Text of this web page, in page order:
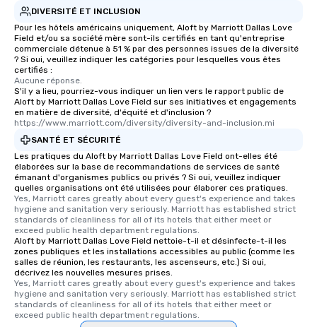
DIVERSITÉ ET INCLUSION
Pour les hôtels américains uniquement, Aloft by Marriott Dallas Love
Field et/ou sa société mère sont-ils certifiés en tant qu'entreprise
commerciale détenue à 51 % par des personnes issues de la diversité
? Si oui, veuillez indiquer les catégories pour lesquelles vous êtes
certifiés :
Aucune réponse.
S'il y a lieu, pourriez-vous indiquer un lien vers le rapport public de
Aloft by Marriott Dallas Love Field sur ses initiatives et engagements
en matière de diversité, d'équité et d'inclusion ?
https://www.marriott.com/diversity/diversity-and-inclusion.mi
SANTÉ ET SÉCURITÉ
Les pratiques du Aloft by Marriott Dallas Love Field ont-elles été
élaborées sur la base de recommandations de services de santé
émanant d'organismes publics ou privés ? Si oui, veuillez indiquer
quelles organisations ont été utilisées pour élaborer ces pratiques.
Yes, Marriott cares greatly about every guest's experience and takes
hygiene and sanitation very seriously. Marriott has established strict
standards of cleanliness for all of its hotels that either meet or
exceed public health department regulations.
Aloft by Marriott Dallas Love Field nettoie-t-il et désinfecte-t-il les
zones publiques et les installations accessibles au public (comme les
salles de réunion, les restaurants, les ascenseurs, etc.) Si oui,
décrivez les nouvelles mesures prises.
Yes, Marriott cares greatly about every guest's experience and takes
hygiene and sanitation very seriously. Marriott has established strict
standards of cleanliness for all of its hotels that either meet or
exceed public health department regulations.